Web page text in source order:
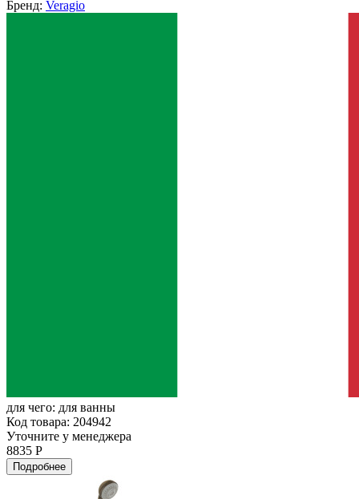
Бренд: Veragio
для чего: для ванны
Код товара: 204942
Уточните у менеджера
8835 Р
Подробнее